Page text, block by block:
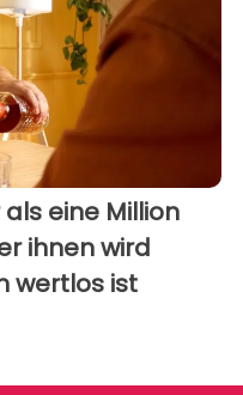
eine Million
ihnen wird
wertlos ist